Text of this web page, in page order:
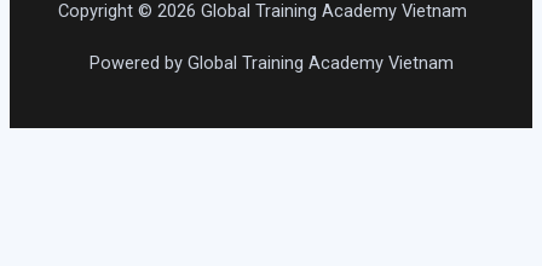
Copyright © 2026 Global Training Academy Vietnam
Powered by Global Training Academy Vietnam